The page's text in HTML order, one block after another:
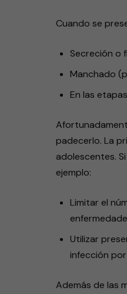
Cuando se
Secreción o
Manchado
En las
padecerlo. La
adolescentes.
ejemplo:
Limitar el
Utilizar
infección
Además de las